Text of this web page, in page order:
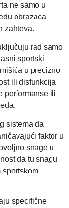
ne samo u
obrazaca
zahteva.
rad samo
sportski
u precizno
ili disfunkcija
performanse ili
sistema da
faktor u
snage u
da tu snagu
sportskom
specifične